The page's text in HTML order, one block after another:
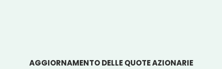
AGGIORNAMENTO DELLE QUOTE AZIONARIE